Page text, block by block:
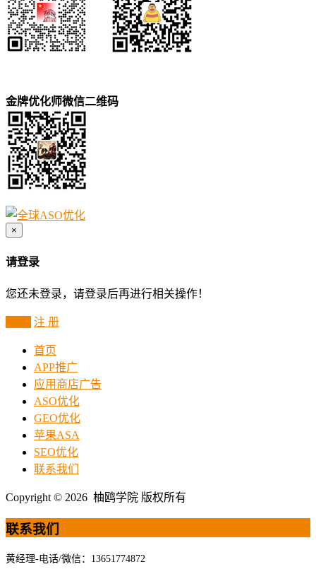
金牌优化师微信二维码
×
请登录
您还未登录，请登录后再进行相关操作！
注 册
首页
APP推广
应用商店广告
ASO优化
GEO优化
苹果ASA
SEO优化
联系我们
Copyright © 2026 柚鸥学院 版权所有
联系我们
黄经理-电话/微信：13651774872